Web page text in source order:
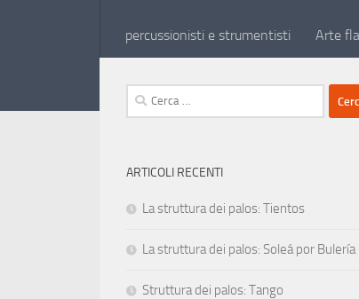
percussionisti e strumentisti Arte
Ricerca
per:
ARTICOLI RECENTI
La struttura dei palos: Tientos
La struttura dei palos: Soleá por Bulería
Struttura dei palos: Tango